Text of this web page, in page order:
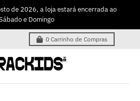
de 2026, a loja estará encerrada ao
e Domingo
0 Carrinho de Compras